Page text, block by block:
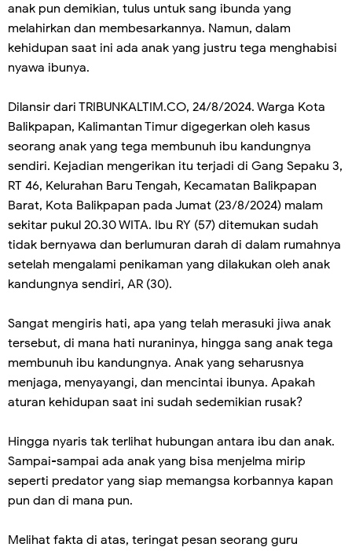
anak pun demikian, tulus untuk sang ibunda yang
melahirkan dan membesarkannya. Namun, dalam
kehidupan saat ini ada anak yang justru tega menghabisi
nyawa ibunya.
Dilansir dari TRIBUNKALTIM.CO, 24/8/2024. Warga Kota
Balikpapan, Kalimantan Timur digegerkan oleh kasus
seorang anak yang tega membunuh ibu kandungnya
sendiri. Kejadian mengerikan itu terjadi di Gang Sepaku 3,
RT 46, Kelurahan Baru Tengah, Kecamatan Balikpapan
Barat, Kota Balikpapan pada Jumat (23/8/2024) malam
sekitar pukul 20.30 WITA. Ibu RY (57) ditemukan sudah
tidak bernyawa dan berlumuran darah di dalam rumahnya
setelah mengalami penikaman yang dilakukan oleh anak
kandungnya sendiri, AR (30).
Sangat mengiris hati, apa yang telah merasuki jiwa anak
tersebut, di mana hati nuraninya, hingga sang anak tega
membunuh ibu kandungnya. Anak yang seharusnya
menjaga, menyayangi, dan mencintai ibunya. Apakah
aturan kehidupan saat ini sudah sedemikian rusak?
Hingga nyaris tak terlihat hubungan antara ibu dan anak.
Sampai-sampai ada anak yang bisa menjelma mirip
seperti predator yang siap memangsa korbannya kapan
pun dan di mana pun.
Melihat fakta di atas, teringat pesan seorang guru